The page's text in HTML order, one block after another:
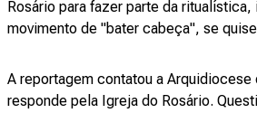
Rosário para fazer parte da
movimento de "bater cabeça", se
A reportagem contatou a
responde pela Igreja do Rosário.